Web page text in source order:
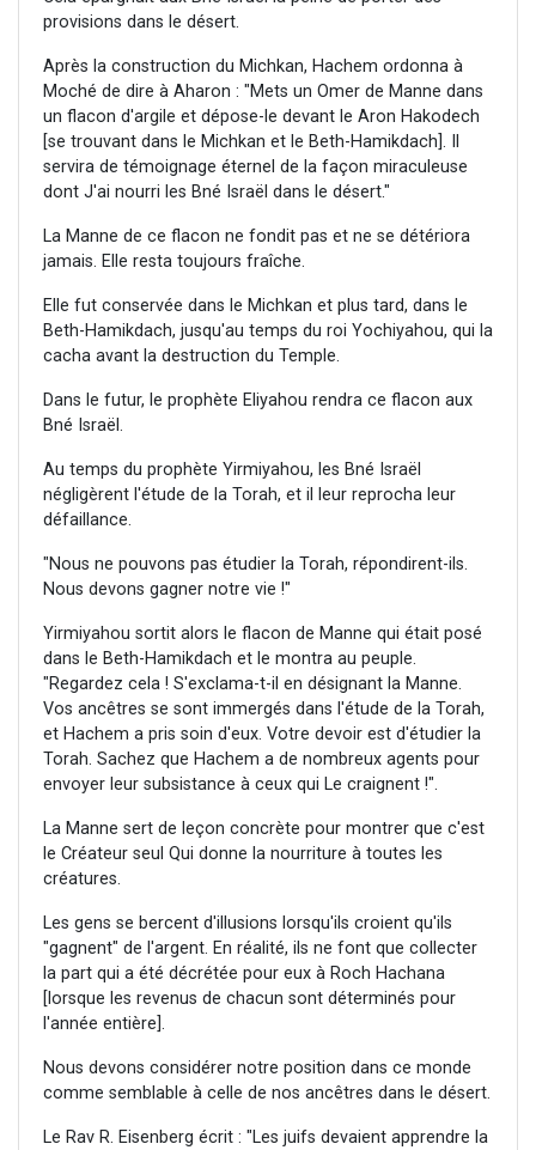
provisions dans le désert.
Après la construction du Michkan, Hachem ordonna à
Moché de dire à Aharon : "Mets un Omer de Manne dans
un flacon d'argile et dépose-le devant le Aron Hakodech
[se trouvant dans le Michkan et le Beth-Hamikdach]. Il
servira de témoignage éternel de la façon miraculeuse
dont J'ai nourri les Bné Israël dans le désert."
La Manne de ce flacon ne fondit pas et ne se détériora
jamais. Elle resta toujours fraîche.
Elle fut conservée dans le Michkan et plus tard, dans le
Beth-Hamikdach, jusqu'au temps du roi Yochiyahou, qui la
cacha avant la destruction du Temple.
Dans le futur, le prophète Eliyahou rendra ce flacon aux
Bné Israël.
Au temps du prophète Yirmiyahou, les Bné Israël
négligèrent l'étude de la Torah, et il leur reprocha leur
défaillance.
"Nous ne pouvons pas étudier la Torah, répondirent-ils.
Nous devons gagner notre vie !"
Yirmiyahou sortit alors le flacon de Manne qui était posé
dans le Beth-Hamikdach et le montra au peuple.
"Regardez cela ! S'exclama-t-il en désignant la Manne.
Vos ancêtres se sont immergés dans l'étude de la Torah,
et Hachem a pris soin d'eux. Votre devoir est d'étudier la
Torah. Sachez que Hachem a de nombreux agents pour
envoyer leur subsistance à ceux qui Le craignent !".
La Manne sert de leçon concrète pour montrer que c'est
le Créateur seul Qui donne la nourriture à toutes les
créatures.
Les gens se bercent d'illusions lorsqu'ils croient qu'ils
"gagnent" de l'argent. En réalité, ils ne font que collecter
la part qui a été décrétée pour eux à Roch Hachana
[lorsque les revenus de chacun sont déterminés pour
l'année entière].
Nous devons considérer notre position dans ce monde
comme semblable à celle de nos ancêtres dans le désert.
Le Rav R. Eisenberg écrit : "Les juifs devaient apprendre la